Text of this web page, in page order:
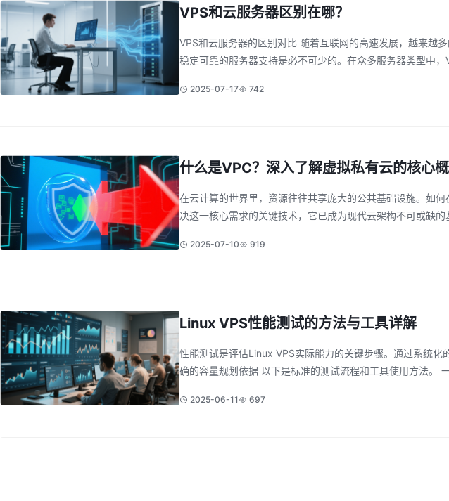
VPS和云服务器区别在哪？
VPS和云服务器的区别对比 随着互联网的高速发展，越来越
稳定可靠的服务器支持是必不可少的。在众多服务器类型中
2025-07-17 742
什么是VPC？深入了解虚拟私有云的核心概
在云计算的世界里，资源往往共享庞大的公共基础设施。如
决这一核心需求的关键技术，它已成为现代云架构不可或缺
2025-07-10 919
Linux VPS性能测试的方法与工具详解
性能测试是评估Linux VPS实际能力的关键步骤。通过系统
确的容量规划依据 以下是标准的测试流程和工具使用方法。
2025-06-11 697